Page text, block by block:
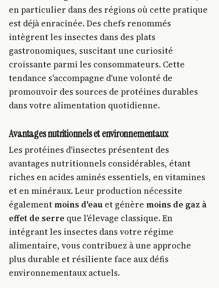
en particulier dans des régions où cette pratique
est déjà enracinée. Des chefs renommés
intègrent les insectes dans des plats
gastronomiques, suscitant une curiosité
croissante parmi les consommateurs. Cette
tendance s'accompagne d'une volonté de
promouvoir des sources de protéines durables
dans votre alimentation quotidienne.
Avantages nutritionnels et environnementaux
Les protéines d'insectes présentent des
avantages nutritionnels considérables, étant
riches en acides aminés essentiels, en vitamines
et en minéraux. Leur production nécessite
égalementmoins d'eau et génèremoins de gaz à
effet de serre que l'élevage classique. En
intégrant les insectes dans votre régime
alimentaire, vous contribuez à une approche
plus durable et résiliente face aux défis
environnementaux actuels.